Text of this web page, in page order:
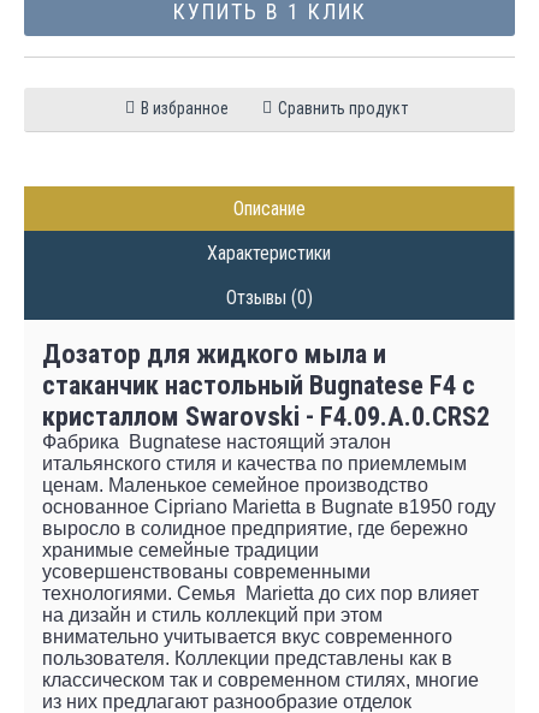
КУПИТЬ В 1 КЛИК
В избранное Сравнить продукт
Описание
Характеристики
Отзывы (0)
Дозатор для жидкого мыла и
стаканчик настольный Bugnatese F4 с
кристаллом Swarovski - F4.09.A.0.CRS2
Фабрика Bugnatese настоящий эталон
итальянского стиля и качества по приемлемым
ценам. Маленькое семейное производство
основанное Cipriano Marietta в Bugnate в1950 году
выросло в солидное предприятие, где бережно
хранимые семейные традиции
усовершенствованы современными
технологиями. Семья Marietta до сих пор влияет
на дизайн и стиль коллекций при этом
внимательно учитывается вкус современного
пользователя. Коллекции представлены как в
классическом так и современном стилях, многие
из них предлагают разнообразие отделок